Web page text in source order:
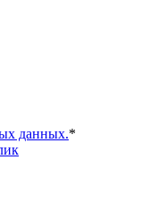
данных.*